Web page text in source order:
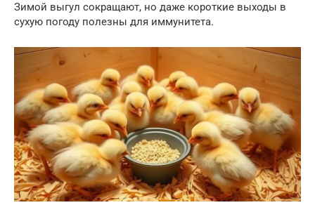
Зимой выгул сокращают, но даже короткие выходы в
сухую погоду полезны для иммунитета.